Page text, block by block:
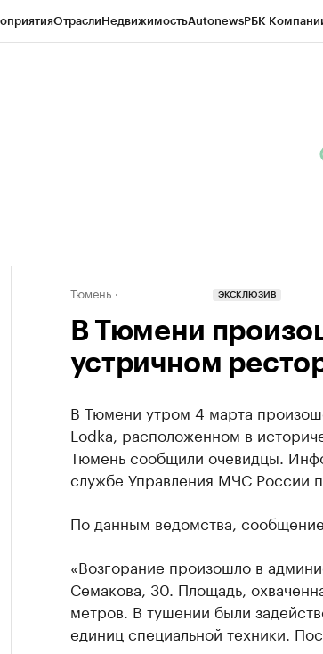
ОтраслиНедвижимостьAutonewsРБК
Тюмень ЭКСКЛЮЗИВ
В Тюмени
устричном
В Тюмени утром 4 марта
Lodka, расположенном в
Тюмень сообщили очевидцы.
службе Управления МЧС России
По данным ведомства, сообщение
«Возгорание произошло в
Семакова, 30. Площадь,
метров. В тушении были
единиц специальной техники.